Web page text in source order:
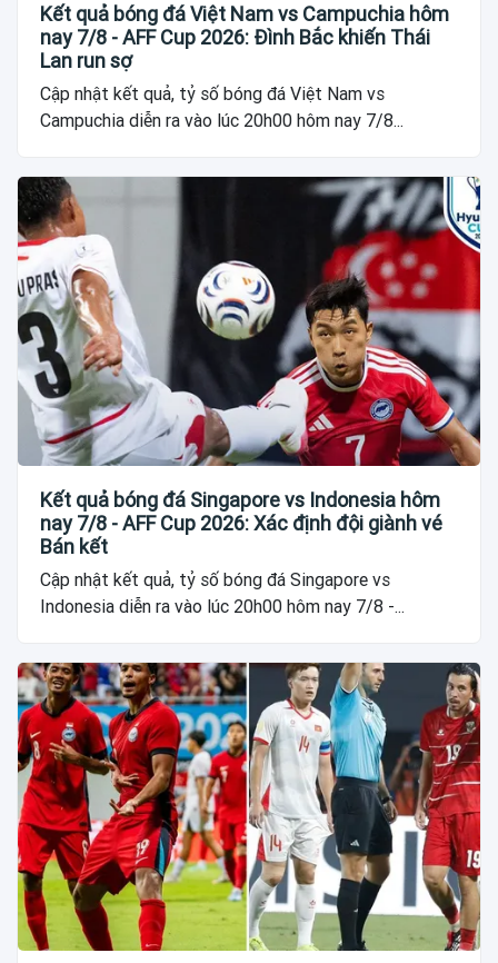
Kết quả bóng đá Việt Nam vs Campuchia hôm
nay 7/8 - AFF Cup 2026: Đình Bắc khiến Thái
Lan run sợ
Cập nhật kết quả, tỷ số bóng đá Việt Nam vs
Campuchia diễn ra vào lúc 20h00 hôm nay 7/8...
Kết quả bóng đá Singapore vs Indonesia hôm
nay 7/8 - AFF Cup 2026: Xác định đội giành vé
Bán kết
Cập nhật kết quả, tỷ số bóng đá Singapore vs
Indonesia diễn ra vào lúc 20h00 hôm nay 7/8 -...